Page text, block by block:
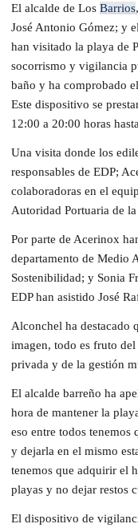
El alcalde de Los Barrios
José Antonio Gómez; y
han visitado la playa de
socorrismo y vigilancia
baño y ha comprobado
Este dispositivo se
12:00 a 20:00 horas
Una visita donde los
responsables de EDP;
colaboradoras en el
Autoridad Portuaria de
Por parte de Acerinox
departamento de Medio
Sostenibilidad; y Sonia
EDP han asistido José
Alconchel ha destacado
imagen, todo es fruto
privada y de la gestión
El alcalde barreño ha
hora de mantener la
eso entre todos tenemos
y dejarla en el mismo
tenemos que adquirir el
playas y no dejar restos
El dispositivo de